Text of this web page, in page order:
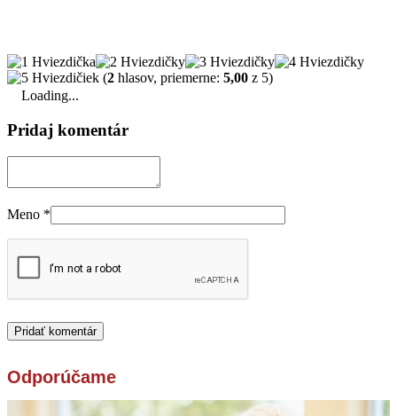
(2 hlasov, priemerne: 5,00 z 5)
Loading...
Pridaj komentár
Meno *
Odporúčame